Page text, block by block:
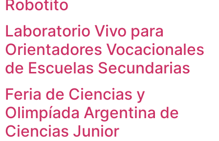
Robotito
Laboratorio Vivo para
Orientadores Vocacionales
de Escuelas Secundarias
Feria de Ciencias y
Olimpíada Argentina de
Ciencias Junior